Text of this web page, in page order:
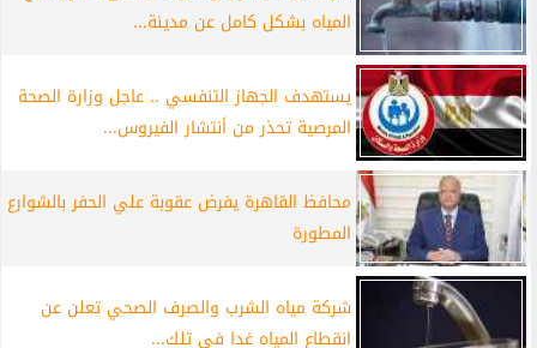
المياه بشكل كامل عن مدينة...
يستهدف الجهاز التنفسي .. عاجل وزارة الصحة
المرصية تحذر من أنتشار الفيروس...
محافظ القاهرة يفرض عقوبة علي الحفر بالشوارع
المطورة
شركة مياه الشرب والصرف الصحي تعلن عن
انقطاع المياه غدا في تلك...